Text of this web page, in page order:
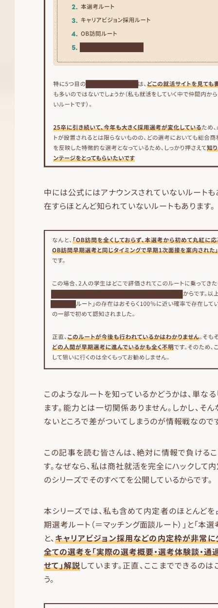
中には公式にはアナウンスされていないルートも
在すらほとんど知られていないルートもあります。
このようなルートを知っているかどうかは、単な
ます。能力とは一切関係ありません。しかし、そ
ないところで差がついてしまうのが情報戦なので
この記事を読む皆さんは、絶対に情報で負ける
す。なぜなら、私は商社就活を完全にハックして
のシリーズでそのすべてを公開しているからです。
本シリーズでは、私も含めて内定者のほとんどを
期選考ルート（＝マッチング面談ルート）」と「本
と、キャリアビジョン採用などの内定枠が非常
全ての選考を「実際の選考概要・選考体験談・通
せて」解説しています。正直、ここまでできるの
う。